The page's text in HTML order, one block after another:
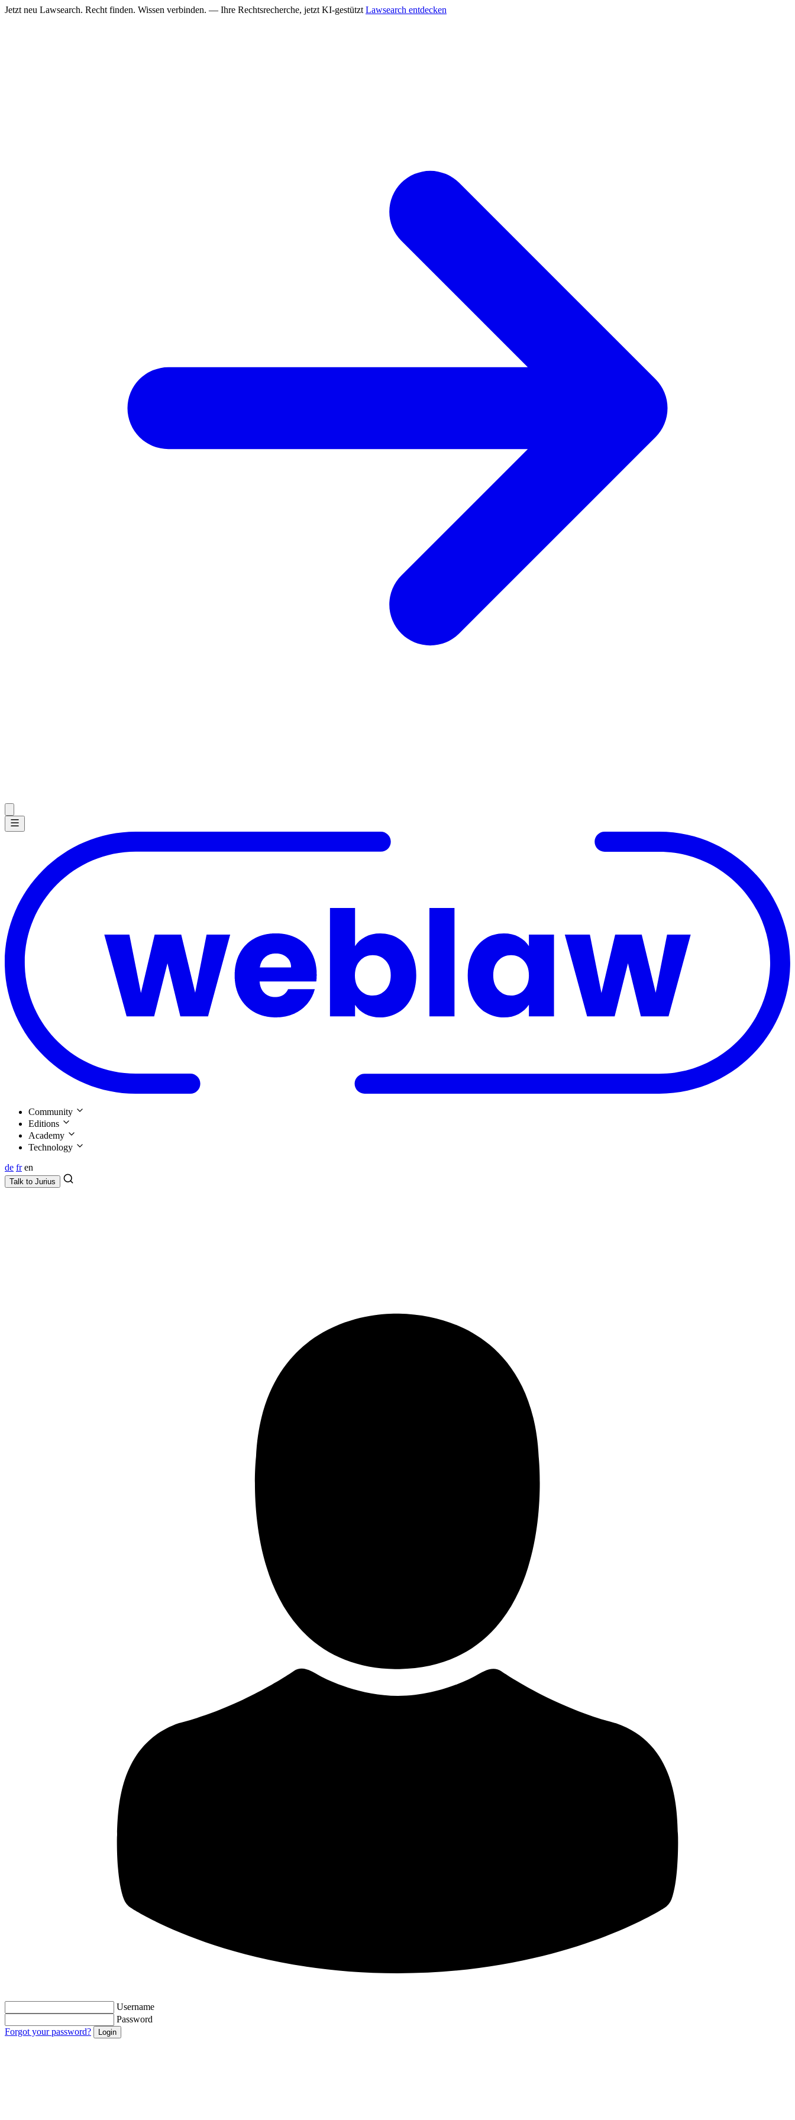
Jetzt neu Lawsearch. Recht finden. Wissen verbinden. — Ihre Rechtsrecherche, jetzt KI-gestützt Lawsearch entdecken
Community
Editions
Academy
Technology
de fr en
Talk to Jurius
Username
Password
Forgot your password?